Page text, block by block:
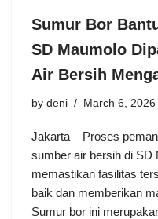
Sumur Bor
SD Maumolo
Air Bersih
by deni March 6, 2026
Jakarta – Proses
sumber air bersih di SD
memastikan fasilitas
baik dan memberikan
Sumur bor ini